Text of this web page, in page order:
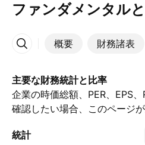
ファンダメンタル
概要 財務諸表
その他
主要な財務統計と比率
企業の時価総額、PER、EPS
確認したい場合、このページが
統計